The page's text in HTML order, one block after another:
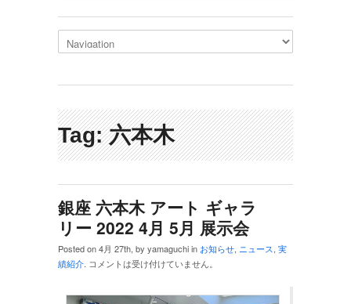
Tag: 六本木
銀座 六本木 アート ギャラ
リー 2022 4月 5月 展示会
Posted on 4月 27th, by yamaguchi in お知らせ, ニュース, 実
績紹介. コメントは受け付けていません。